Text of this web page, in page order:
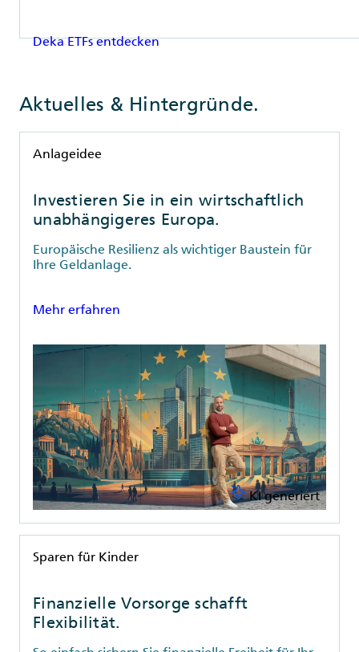
Deka ETFs entdecken
Aktuelles & Hintergründe.
Rubrik
Anlageidee
Investieren Sie in ein wirtschaftlich
unabhängigeres Europa.
Europäische Resilienz als wichtiger Baustein für
Ihre Geldanlage.
Mehr erfahren
KI generiert
Rubrik
Sparen für Kinder
Finanzielle Vorsorge schafft
Flexibilität.